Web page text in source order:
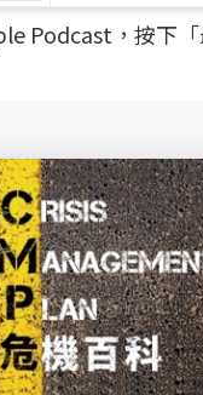
Podcast，按下「